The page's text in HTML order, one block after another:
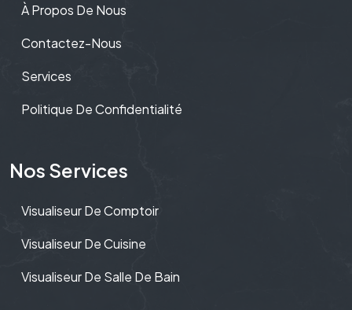
À Propos De Nous
Contactez-Nous
Services
Politique De Confidentialité
Nos Services
Visualiseur De Comptoir
Visualiseur De Cuisine
Visualiseur De Salle De Bain